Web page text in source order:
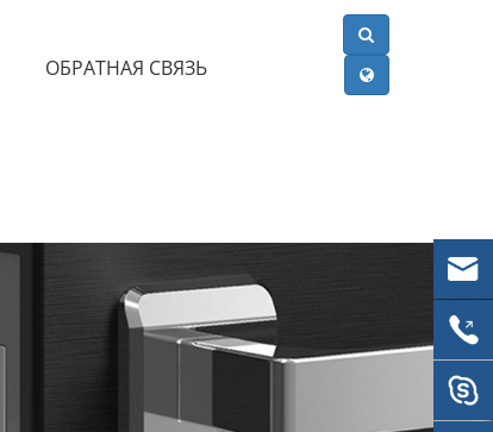
ОБРАТНАЯ СВЯЗЬ